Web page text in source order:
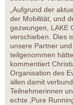
„Aufgrund der
der Mobilität, und
gezwungen, LAKE
verschieben. Dies
unsere Partner
teilgenommen
kommentiert
Organisation des
allen damit
Teilnehmerinnen
echte ‚Pure